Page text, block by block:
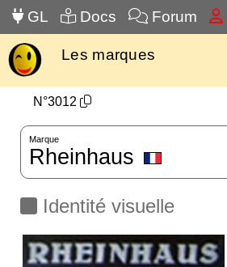
GL Docs Forum
Les marques
N°3012
Marque
Rheinhaus
Identité visuelle